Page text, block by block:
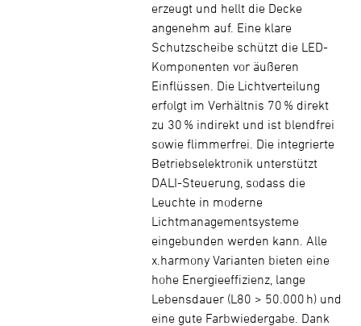
erzeugt und hellt die Decke
angenehm auf. Eine klare
Schutzscheibe schützt die LED-
Komponenten vor äußeren
Einflüssen. Die Lichtverteilung
erfolgt im Verhältnis 70 % direkt
zu 30 % indirekt und ist blendfrei
sowie flimmerfrei. Die integrierte
Betriebselektronik unterstützt
DALI-Steuerung, sodass die
Leuchte in moderne
Lichtmanagementsysteme
eingebunden werden kann. Alle
x.harmony Varianten bieten eine
hohe Energieeffizienz, lange
Lebensdauer (L80 > 50.000 h) und
eine gute Farbwiedergabe. Dank